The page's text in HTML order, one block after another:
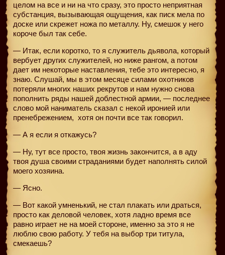
целом на все и ни на что сразу, это просто неприятная
субстанция, вызывающая ощущения, как писк мела по
доске или скрежет ножа по металлу. Ну, смешок у него
короче был так себе.
— Итак, если коротко, то я служитель дьявола, который
вербует других служителей, но ниже рангом, а потом
дает им некоторые наставления, тебе это интересно, я
знаю. Слушай, мы в этом месяце силами охотников
потеряли многих наших рекрутов и нам нужно снова
пополнить ряды нашей доблестной армии, — последнее
слово мой наниматель сказал с некой иронией или
пренебрежением, хотя он почти все так говорил.
— А я если я откажусь?
— Ну, тут все просто, твоя жизнь закончится, а в аду
твоя душа своими страданиями будет наполнять силой
моего хозяина.
— Ясно.
— Вот какой умненький, не стал плакать или драться,
просто как деловой человек, хотя ладно время все
равно играет не на моей стороне, именно за это я не
люблю свою работу. У тебя на выбор три титула,
смекаешь?